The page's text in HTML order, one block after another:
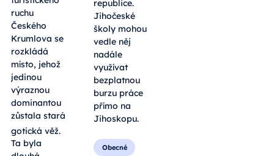
ruchu
Českého
Krumlova se
rozkládá
místo, jehož
jedinou
výraznou
dominantou
zůstala stará
gotická věž.
Ta byla
republice.
Jihočeské
školy mohou
vedle něj
nadále
využívat
bezplatnou
burzu práce
přímo na
Jihoskopu.
Obecné